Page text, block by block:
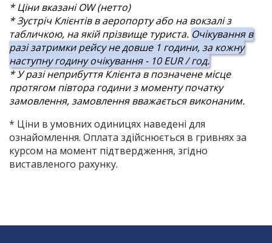
* Ціни вказані OW (нетто)
* Зустріч Клієнтів в аеропорту або на вокзалі з
табличкою, на якій прізвище туриста. Очікування в
разі затримки рейсу не довше 1 години, за кожну
наступну годину очікування - 10 EUR / год.
* У разі неприбуття Клієнта в позначене місце
протягом півтора години з моменту початку
замовлення, замовлення вважається виконаним.
* Ціни в умовних одиницях наведені для
ознайомлення. Оплата здійснюється в гривнях за
курсом на момент підтвердження, згідно
виставленого рахунку.